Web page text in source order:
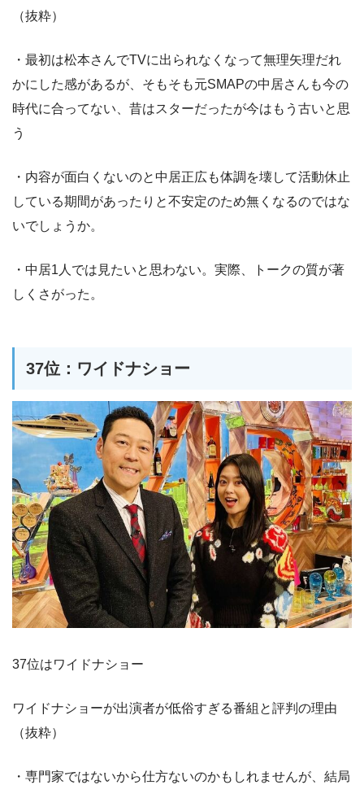
（抜粋）
・最初は松本さんでTVに出られなくなって無理矢理だれ
かにした感があるが、そもそも元SMAPの中居さんも今の
時代に合ってない、昔はスターだったが今はもう古いと思
う
・内容が面白くないのと中居正広も体調を壊して活動休止
している期間があったりと不安定のため無くなるのではな
いでしょうか。
・中居1人では見たいと思わない。実際、トークの質が著
しくさがった。
37位：ワイドナショー
37位はワイドナショー
ワイドナショーが出演者が低俗すぎる番組と評判の理由
（抜粋）
・専門家ではないから仕方ないのかもしれませんが、結局